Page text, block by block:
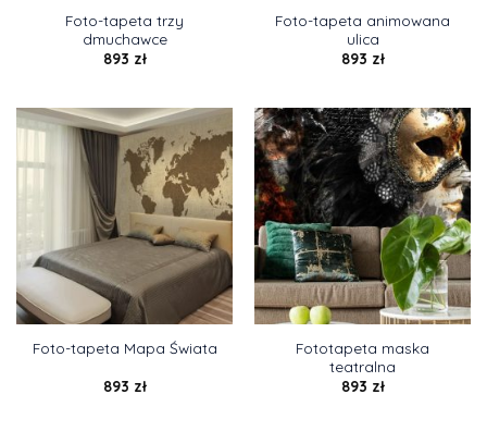
Foto-tapeta trzy
dmuchawce
893 zł
Foto-tapeta animowana
ulica
893 zł
Foto-tapeta Mapa Świata
893 zł
Fototapeta maska
teatralna
893 zł